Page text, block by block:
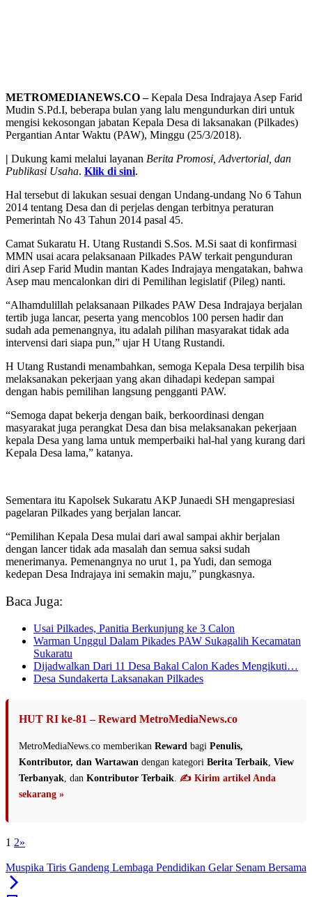
METROMEDIANEWS.CO –Kepala Desa Indrajaya Asep Farid
Mudin S.Pd.I, beberapa bulan yang lalu mengundurkan diri untuk
mengisi kekosongan jabatan Kepala Desa di laksanakan (Pilkades)
Pergantian Antar Waktu (PAW), Minggu (25/3/2018).
| Dukung kami melalui layanan Berita Promosi, Advertorial, dan
Publikasi Usaha. Klik di sini.
Hal tersebut di lakukan sesuai dengan Undang-undang No 6 Tahun
2014 tentang Desa dan di perjelas dengan terbitnya peraturan
Pemerintah No 43 Tahun 2014 pasal 45.
Camat Sukaratu H. Utang Rustandi S.Sos. M.Si saat di konfirmasi
MMN usai acara pelaksanaan Pilkades PAW terkait pengunduran
diri Asep Farid Mudin mantan Kades Indrajaya mengatakan, bahwa
Asep mau mencalonkan diri di Pemilihan legislatif (Pileg) nanti.
“Alhamdulillah pelaksanaan Pilkades PAW Desa Indrajaya berjalan
tertib juga lancar, peserta yang mencoblos 100 persen hadir dan
sudah ada pemenangnya, itu adalah pilihan masyarakat tidak ada
intervensi dari siapa pun,” ujar H Utang Rustandi.
H Utang Rustandi menambahkan, semoga Kepala Desa terpilih bisa
melaksanakan pekerjaan yang akan dihadapi kedepan sampai
dengan habis pemilihan langsung pengganti PAW.
“Semoga dapat bekerja dengan baik, berkoordinasi dengan
masyarakat juga perangkat Desa dan bisa melaksanakan pekerjaan
kepala Desa yang lama untuk memperbaiki hal-hal yang kurang dari
Kepala Desa lama,” katanya.
Sementara itu Kapolsek Sukaratu AKP Junaedi SH mengapresiasi
pagelaran Pilkades yang berjalan lancar.
“Pemilihan Kepala Desa mulai dari awal sampai akhir berjalan
dengan lancer tidak ada masalah dan semua saksi sudah
menerimanya. Pemenangnya no urut 1, pa Yudi, dan semoga
kedepan Desa Indrajaya ini semakin maju,” pungkasnya.
Baca Juga:
Usai Pilkades, Panitia Berkunjung ke 3 Calon
Warman Unggul Dalam Pikades PAW Sukagalih Kecamatan
Sukaratu
Dijadwalkan Dari 11 Desa Bakal Calon Kades Mengikuti…
Desa Sundakerta Laksanakan Pilkades
HUT RI ke-81 – Reward MetroMediaNews.co
MetroMediaNews.co memberikan Reward bagi Penulis,
Kontributor, dan Wartawan dengan kategori Berita Terbaik View
Terbanyak , dan Kontributor Terbaik ✍️ Kirim artikel Anda
sekarang »
1 2»
Muspika Tiris Gandeng Lembaga Pendidikan Gelar Senam Bersama